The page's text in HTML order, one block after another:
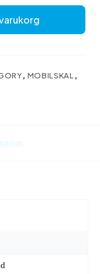
, MOBILSKAL ,